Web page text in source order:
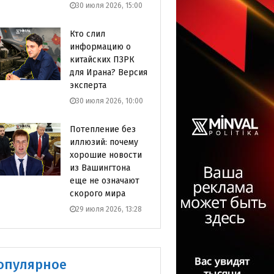
30 июля 2026, 15:00
Кто слил
информацию о
китайских ПЗРК
для Ирана? Версия
эксперта
30 июля 2026, 10:00
Потепление без
иллюзий: почему
хорошие новости
из Вашингтона
еще не означают
скорого мира
29 июля 2026, 13:28